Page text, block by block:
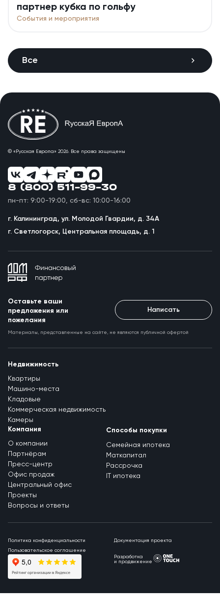
партнер кубка по гольфу
События и мероприятия
Все
© «Русская Европа» 2026. Все права защищены
8 (800) 511-99-30
пн-пт: 9:00-19:00, сб-вс: 10:00-16:00
г. Калининград, ул. Молодой Гвардии, д. 34А
г. Светлогорск, Центральная площадь, д. 1
Оставьте ваши
предложения или
пожелания
Написать
Материалы, представленные на сайте, не являются публичной офертой
Недвижимость
Квартиры
Машино-места
Кладовые
Коммерческая недвижимость
Камеры
Компания
О компании
Партнёрам
Пресс-центр
Офис продаж
Центральный офис
Проекты
Вопросы и ответы
Способы покупки
Семейная ипотека
Маткапитал
Рассрочка
IT ипотека
Политика конфиденциальности
Пользовательское соглашение
Документация проекта
Разработка
и продвижение